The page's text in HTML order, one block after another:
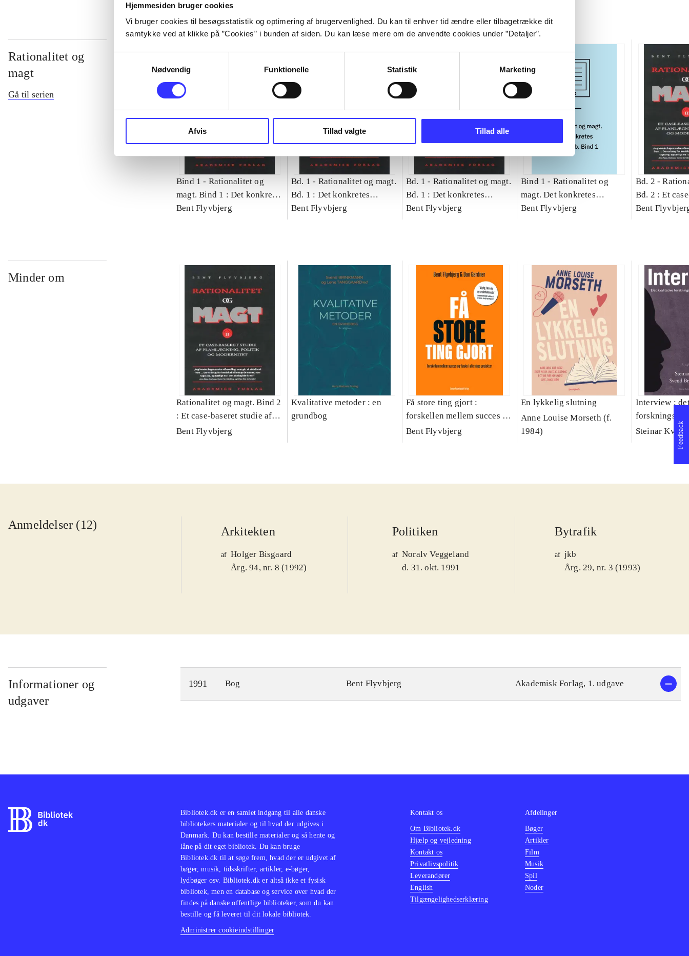
Hjemmesiden bruger cookies
Vi bruger cookies til besøgsstatistik og optimering af brugervenlighed. Du kan til enhver tid ændre eller tilbagetrække dit
samtykke ved at klikke på ”Cookies” i bunden af siden. Du kan læse mere om de anvendte cookies under ”Detaljer”.
Nødvendig
Funktionelle Statistik Marketing
Afvis Tillad valgte Tillad alle
Rationalitet og
magt
Gå til serien
Bind 1 - Rationalitet og
magt. Bind 1 : Det konkretes
videnskab
Bent Flyvbjerg
Bd. 1 - Rationalitet og magt.
Bd. 1 : Det konkretes
videnskab
Bent Flyvbjerg
Bd. 1 - Rationalitet og magt.
Bd. 1 : Det konkretes
videnskab
Bent Flyvbjerg
Bind 1 - Rationalitet og
magt. Det konkretes
videnskab. Bind 1
Bent Flyvbjerg
Bd. 2 -
Bd. 2 : Et
studie af
Bent
Minder om
Rationalitet og magt. Bind 2
: Et case-baseret studie af
planlægning, politik og
Bent Flyvbjerg
Kvalitative metoder : en
grundbog
Få store ting gjort :
forskellen mellem succes og
fiasko i alle slags projekter
Bent Flyvbjerg
En lykkelig slutning
Anne Louise Morseth (f.
1984)
Interview :
håndværk
Steinar Kvale
Anmeldelser (12) Arkitekten
af Holger Bisgaard
Årg. 94, nr. 8 (1992)
Politiken
af Noralv Veggeland
d. 31. okt. 1991
Bytrafik
af jkb
Årg. 29, nr. 3 (1993)
Informationer og
udgaver
1991 Bog Bent Flyvbjerg Akademisk Forlag, 1. udgave
Feedback
Bibliotek.dk er en samlet indgang til alle danske
bibliotekers materialer og til hvad der udgives i
Danmark. Du kan bestille materialer og så hente og
låne på dit eget bibliotek. Du kan bruge
Bibliotek.dk til at søge frem, hvad der er udgivet af
bøger, musik, tidsskrifter, artikler, e-bøger,
lydbøger osv. Bibliotek.dk er altså ikke et fysisk
bibliotek, men en database og service over hvad der
findes på danske offentlige biblioteker, som du kan
bestille og få leveret til dit lokale bibliotek.
Administrer cookieindstillinger
Kontakt os
Om Bibliotek.dk
Hjælp og vejledning
Kontakt os
Privatlivspolitik
Leverandører
English
Tilgængelighedserklæring
Afdelinger
Bøger
Artikler
Film
Musik
Spil
Noder